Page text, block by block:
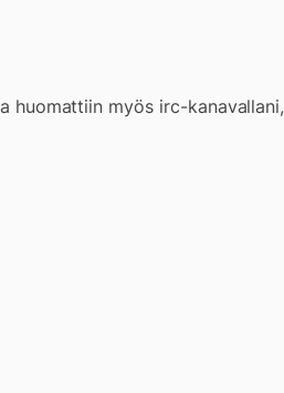
huomattiin myös irc-kanavallani,